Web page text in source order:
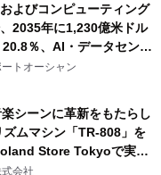
よびコンピューティング
2035年に1,230億米ドル
％、AI・データセンタ
を牽引
トオーシャン
シーンに革新をもたらし
ズムマシン「TR-808」を
Store Tokyoで実機
記念キャンペーンを開
会社